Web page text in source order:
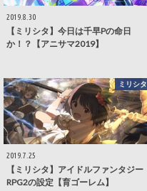
2019.8.30
【ミリシタ】今日は千早Pの命日
か！？【アニサマ2019】
ミリシタ
2019.7.25
【ミリシタ】アイドルファンタジー
RPG2の設定【育ゴーレム】